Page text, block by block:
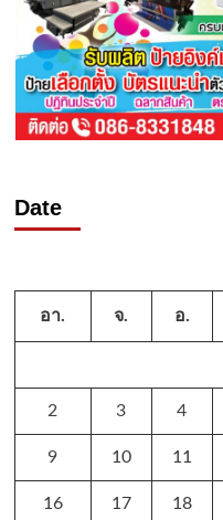
Date
อา. จ. อ.
2 3 4
9 10 11
16 17 18